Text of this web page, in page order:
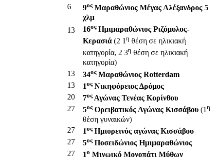
6
9οςΜαραθώνιος Μέγας Αλέξανδρος 5
χλμ
13
16οςΗμιμαραθώνιος Ριζόμυλος-
Κερασιά (2 1 η θέση σε ηλικιακή
κατηγορία, 2 3η θέση σε ηλικιακή
κατηγορία)
13
34οςΜαραθώνιος Rotterdam
13
1οςΝικηφόρειος Δρόμος
20
7οςΑγώνας Τενέας Κορίνθου
27
5οςΟρειβατικός Αγώνας Κισσάβου (1 η
θέση γυναικών)
27
1οςΗμιορεινός αγώνας Κισσάβου
27
5οςΠοσειδώνιος Ημιμαραθώνιος
27
1ο Μινωικό Μονοπάτι Μύθων